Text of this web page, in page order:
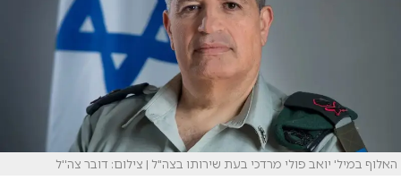
האלוף במיל' יואב פולי מרדכי בעת שירותו בצה"ל | צילום: דובר צה''ל